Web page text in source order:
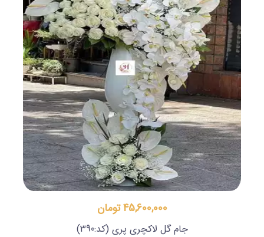
45,600,000 تومان
جام گل لاکچری پری (کد:390)